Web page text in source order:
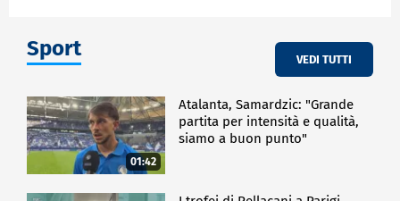
Sport VEDI TUTTI
01:42
Atalanta, Samardzic: "Grande
partita per intensità e qualità,
siamo a buon punto"